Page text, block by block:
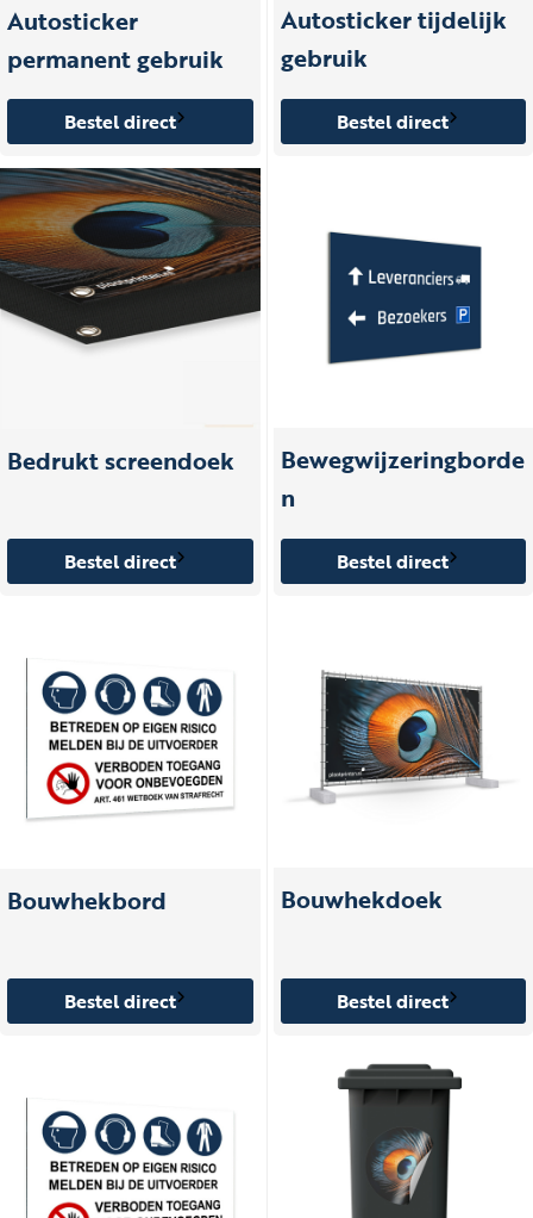
Autosticker
permanent gebruik
Bestel direct
Autosticker tijdelijk
gebruik
Bestel direct
Bedrukt screendoek
Bestel direct
Bewegwijzeringborde
n
Bestel direct
Bouwhekbord
Bestel direct
Bouwhekdoek
Bestel direct